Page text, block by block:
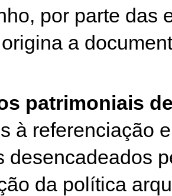
por parte das
a
patrimoniais
à referenciação
desencadeados
da política